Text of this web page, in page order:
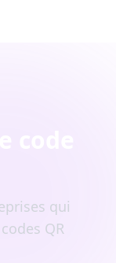
qui
QR